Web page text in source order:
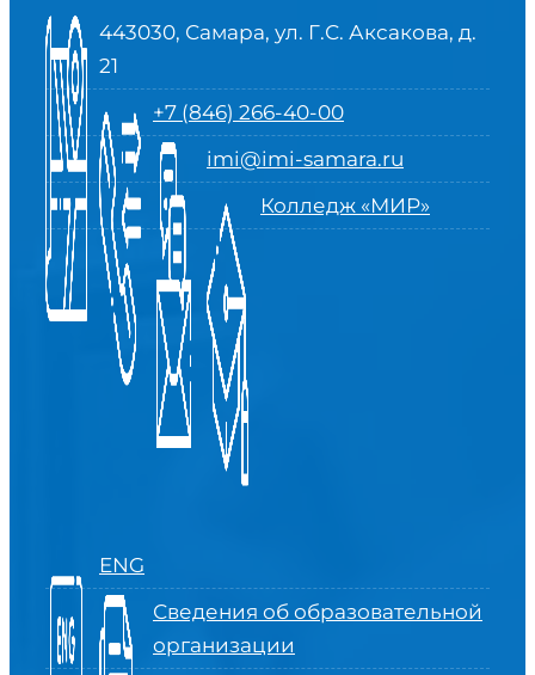
443030, Самара, ул. Г.С. Аксакова, д.
21
+7 (846) 266-40-00
imi@imi-samara.ru
Колледж «МИР»
ENG
Сведения об образовательной
организации